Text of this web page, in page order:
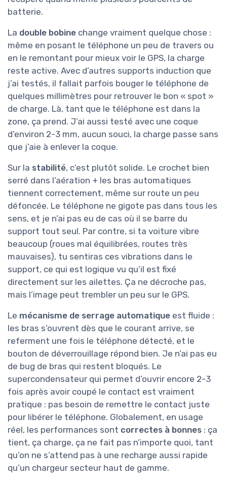
batterie.
La double bobine change vraiment quelque chose :
même en posant le téléphone un peu de travers ou
en le remontant pour mieux voir le GPS, la charge
reste active. Avec d’autres supports induction que
j’ai testés, il fallait parfois bouger le téléphone de
quelques millimètres pour retrouver le bon « spot »
de charge. Là, tant que le téléphone est dans la
zone, ça prend. J’ai aussi testé avec une coque
d’environ 2-3 mm, aucun souci, la charge passe sans
que j’aie à enlever la coque.
Sur la stabilité, c’est plutôt solide. Le crochet bien
serré dans l’aération + les bras automatiques
tiennent correctement, même sur route un peu
défoncée. Le téléphone ne gigote pas dans tous les
sens, et je n’ai pas eu de cas où il se barre du
support tout seul. Par contre, si ta voiture vibre
beaucoup (roues mal équilibrées, routes très
mauvaises), tu sentiras ces vibrations dans le
support, ce qui est logique vu qu’il est fixé
directement sur les ailettes. Ça ne décroche pas,
mais l’image peut trembler un peu sur le GPS.
Le mécanisme de serrage automatique est fluide :
les bras s’ouvrent dès que le courant arrive, se
referment une fois le téléphone détecté, et le
bouton de déverrouillage répond bien. Je n’ai pas eu
de bug de bras qui restent bloqués. Le
supercondensateur qui permet d’ouvrir encore 2-3
fois après avoir coupé le contact est vraiment
pratique : pas besoin de remettre le contact juste
pour libérer le téléphone. Globalement, en usage
réel, les performances sont correctes à bonnes : ça
tient, ça charge, ça ne fait pas n’importe quoi, tant
qu’on ne s’attend pas à une recharge aussi rapide
qu’un chargeur secteur haut de gamme.